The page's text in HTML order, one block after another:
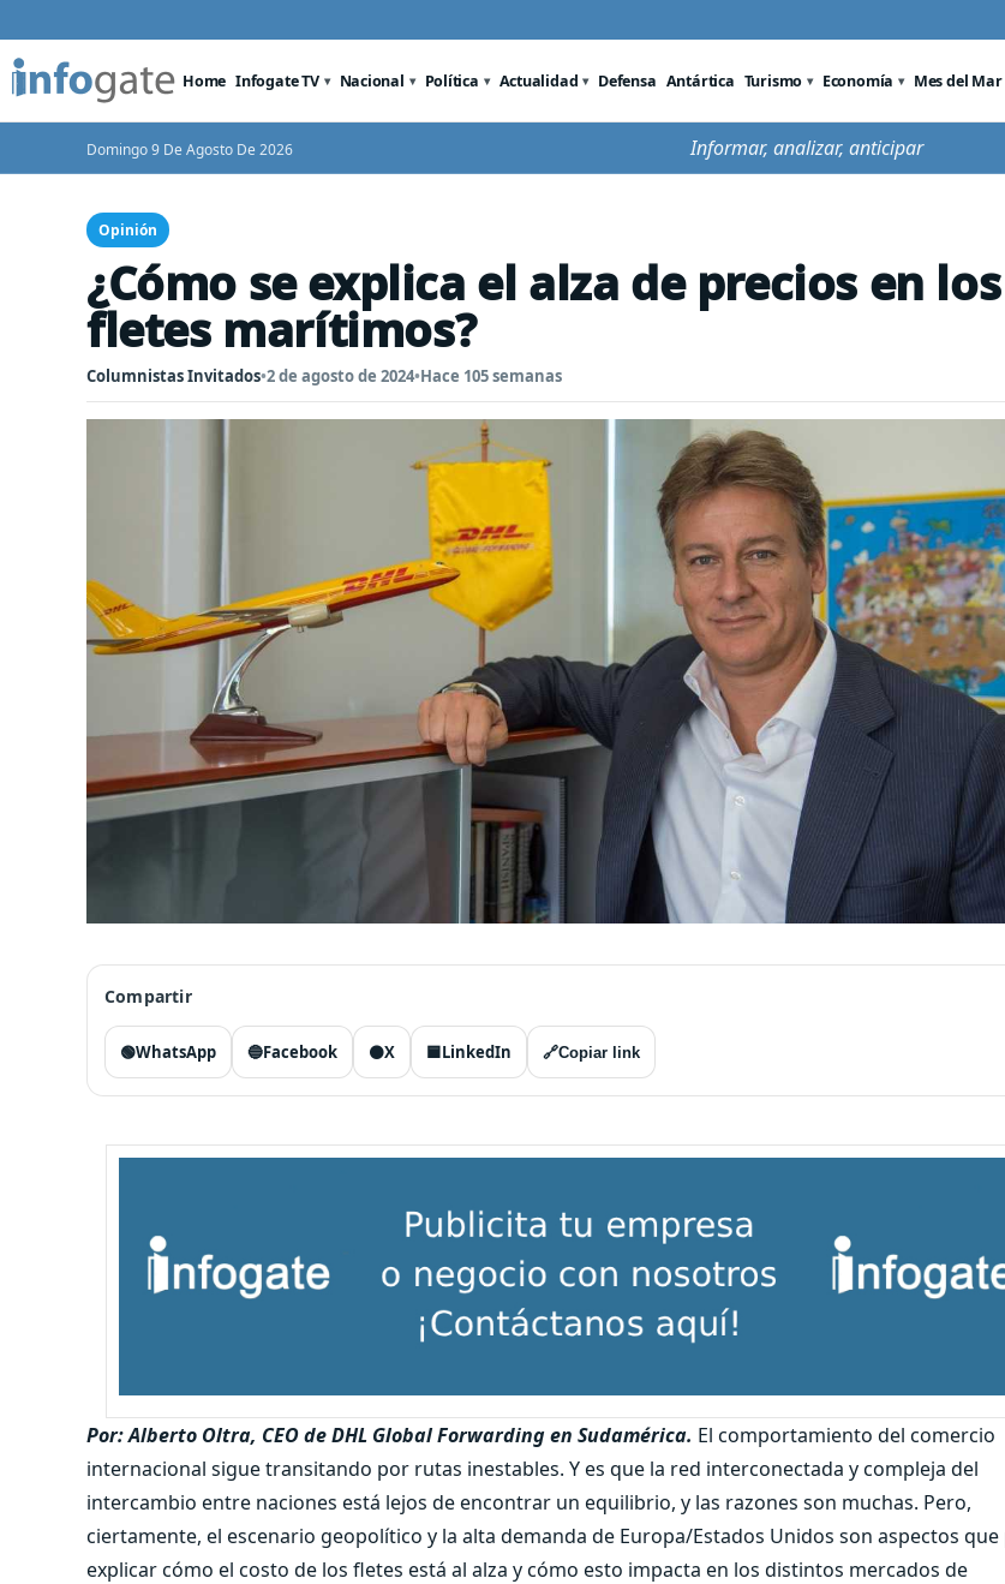
Home Infogate TV Nacional Política Actualidad Defensa Antártica Turismo Economía Mes del Mar
Domingo 9 De Agosto De 2026 Informar, analizar, anticipar
Opinión
¿Cómo se explica el alza de precios en los
fletes marítimos?
Columnistas Invitados•2 de agosto de 2024•Hace 105 semanas
Compartir
🟢WhatsApp 🔵Facebook ⚫X 🟦LinkedIn 🔗Copiar link
Por: Alberto Oltra, CEO de DHL Global Forwarding en Sudamérica. El comportamiento del comercio
internacional sigue transitando por rutas inestables. Y es que la red interconectada y compleja del
intercambio entre naciones está lejos de encontrar un equilibrio, y las razones son muchas. Pero,
ciertamente, el escenario geopolítico y la alta demanda de Europa/Estados Unidos son aspectos que
explicar cómo el costo de los fletes está al alza y cómo esto impacta en los distintos mercados de